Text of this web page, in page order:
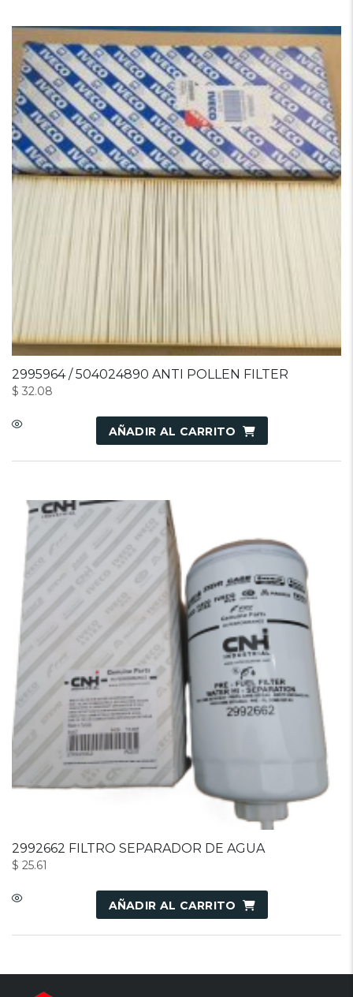
2995964 / 504024890 ANTI POLLEN FILTER
$ 32.08
AÑADIR AL CARRITO
2992662 FILTRO SEPARADOR DE AGUA
$ 25.61
AÑADIR AL CARRITO